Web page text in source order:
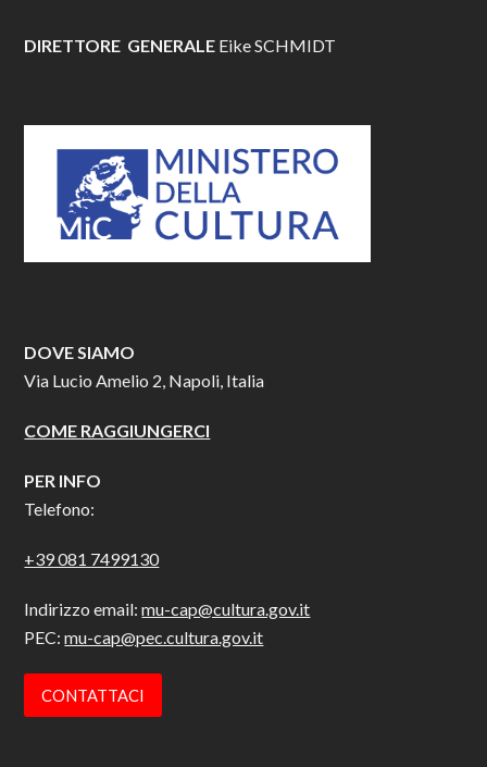
DIRETTORE GENERALE Eike SCHMIDT
DOVE SIAMO
Via Lucio Amelio 2, Napoli, Italia
COME RAGGIUNGERCI
PER INFO
Telefono:
+39 081 7499130
Indirizzo email:mu-cap@cultura.gov.it
PEC:mu-cap@pec.cultura.gov.it
CONTATTACI